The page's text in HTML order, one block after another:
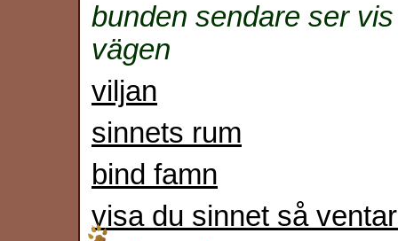
bunden sendare ser
vägen
viljan
sinnets rum
bind famn
visa du sinnet så